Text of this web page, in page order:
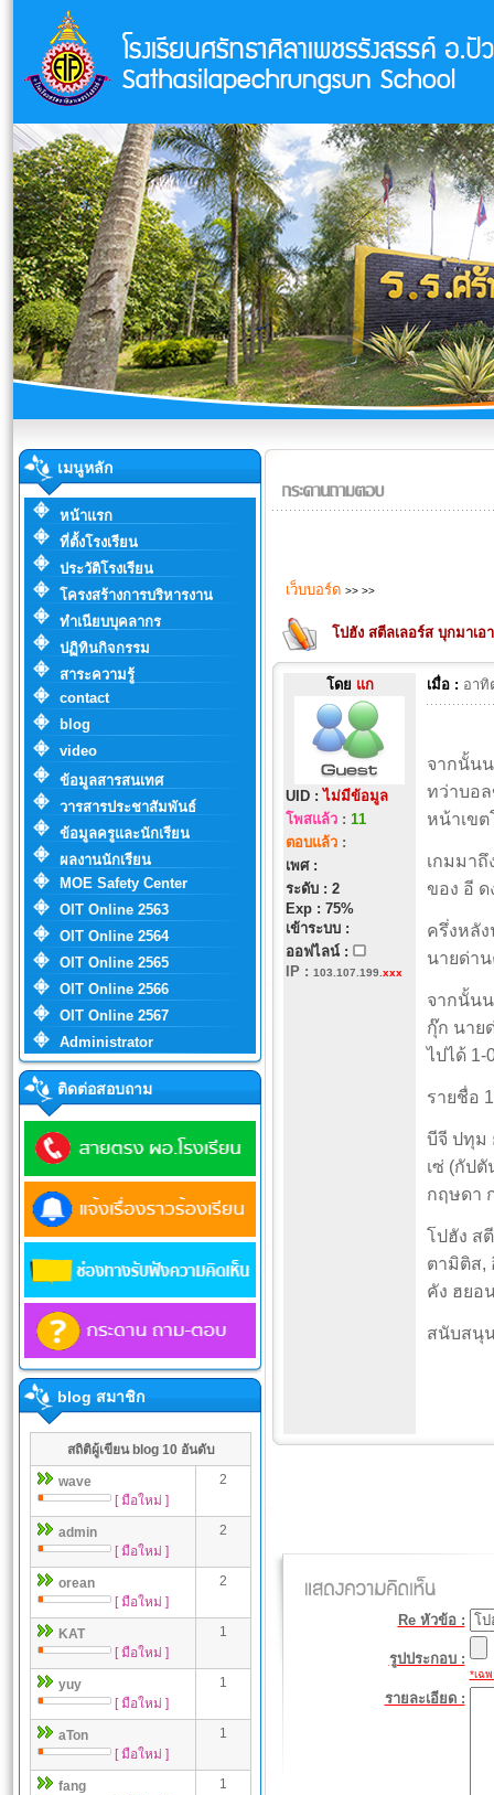
เมนูหลัก
หน้าแรก
ที่ตั้งโรงเรียน
ประวัติโรงเรียน
โครงสร้างการบริหารงาน
ทำเนียบบุคลากร
ปฏิทินกิจกรรม
สาระความรู้
contact
blog
video
ข้อมูลสารสนเทศ
วารสารประชาสัมพันธ์
ข้อมูลครูและนักเรียน
ผลงานนักเรียน
MOE Safety Center
OIT Online 2563
OIT Online 2564
OIT Online 2565
OIT Online 2566
OIT Online 2567
Administrator
ติดต่อสอบถาม
blog สมาชิก
สถิติผู้เขียน blog 10 อันดับ
wave
[ มือใหม่ ]
2
admin
[ มือใหม่ ]
2
orean
[ มือใหม่ ]
2
KAT
[ มือใหม่ ]
1
yuy
[ มือใหม่ ]
1
aTon
[ มือใหม่ ]
1
fang
1
เว็บบอร์ด >> >>
โปฮัง สตีลเลอร์ส บุกมาเ
โดย แก
UID :ไม่มีข้อมูล
โพสแล้ว: 11
ตอบแล้ว:
เพศ :
ระดับ : 2
Exp : 75%
เข้าระบบ :
ออฟไลน์ :
IP : 103.107.199. xxx
เมื่อ : อาทิ
จากนั้น
ทว่าบอ
หน้าเขต
เกมมา
ของ อี ด
ครึ่งหลั
นายด่า
จากนั้น
กุ๊ก นาย
ไปได้ 1-
รายชื่อ
บีจี ปทุม
เซ่ (กัป
กฤษดา
โปฮัง ส
ตามิติส,
คัง ฮยอ
สนับสนุ
Re หัวข้อ :
รูปประกอบ :
*เฉ
รายละเอียด :